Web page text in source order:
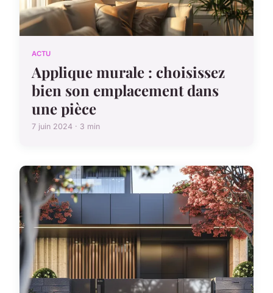
ACTU
Applique murale : choisissez
bien son emplacement dans
une pièce
7 juin 2024 · 3 min